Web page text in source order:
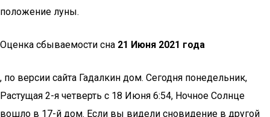
положение луны.
Оценка сбываемости сна 21 Июня 2021 года
, по версии сайта Гадалкин дом. Сегодня понедельник,
Растущая 2-я четверть с 18 Июня 6:54, Ночное Солнце
вошло в 17-й дом. Если вы видели сновидение в другой